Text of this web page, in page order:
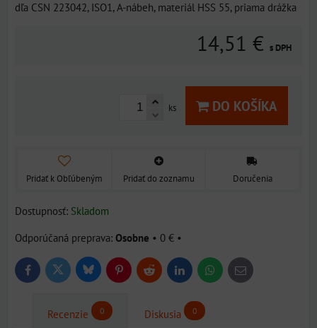
dľa CSN 223042, ISO1, A-nábeh, materiál HSS 55, priama drážka
14,51 € s DPH
ks DO KOŠÍKA
Pridať k Obľúbeným Pridať do zoznamu Doručenia
Dostupnosť: Skladom
Osobne • 0 € •
FacebookTwitter BlueskyPinterestReddit LinkedInWhatsApp
E-
mail
Recenzie 0 Diskusia 0